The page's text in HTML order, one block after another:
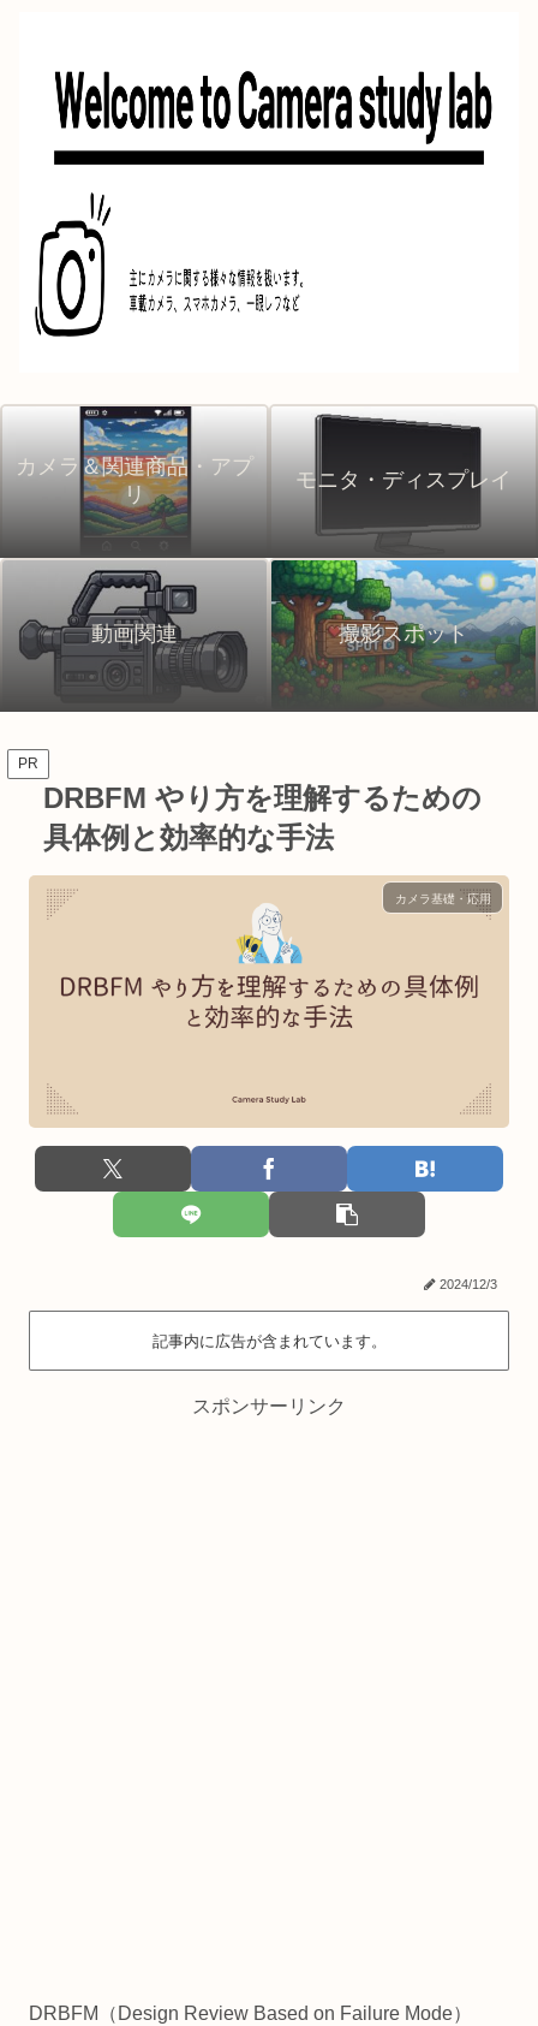
カメラ＆関連商品・アプ
リ
モニタ・ディスプレイ
動画関連 撮影スポット
PR
DRBFM やり方を理解するための
具体例と効率的な手法
カメラ基礎・応用
2024/12/3
記事内に広告が含まれています。
スポンサーリンク
DRBFM（Design Review Based on Failure Mode）